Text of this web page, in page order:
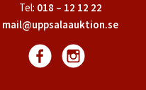
Tel: 018 – 12 12 22
mail@uppsalaauktion.se